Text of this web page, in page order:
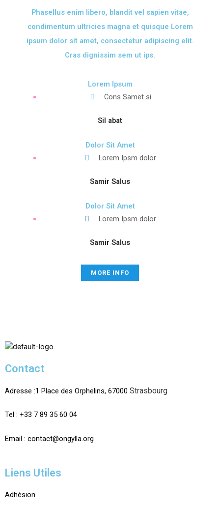
Phasellus enim libero, blandit vel sapien vitae,
condimentum ultricies magna et quisque Lorem
ipsum dolor sit amet, consectetur adipiscing elit.
Cras dignissim sem ut ips.​
Lorem Ipsum
Cons Samet si
Sil abat
Dolor Sit Amet
Lorem Ipsm dolor
Samir Salus
Dolor Sit Amet
Lorem Ipsm dolor
Samir Salus
MORE INFO
Contact
Adresse :1 Place des Orphelins, 67000 Strasbourg
Tel : +33 7 89 35 60 04
Email : contact@ongylla.org
Liens Utiles
Adhésion